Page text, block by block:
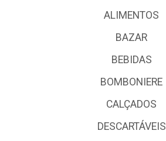
ALIMENTOS
BAZAR
BEBIDAS
BOMBONIERE
CALÇADOS
DESCARTÁVEIS